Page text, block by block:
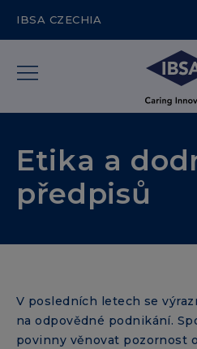
IBSA CZECHIA
Etika a
předpisů
V posledních letech se
na odpovědné podnikání.
povinny věnovat pozornost